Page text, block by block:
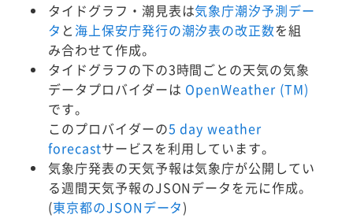
タイドグラフ・潮見表は気象庁潮汐予測デー
タ と 海上保安庁発行の潮汐表の改正数を組
み合わせて作成。
タイドグラフの下の3時間ごとの天気の気象
データプロバイダーは OpenWeather (TM)
です。
このプロバイダーの5 day weather
forecastサービスを利用しています。
気象庁発表の天気予報は気象庁が公開してい
る週間天気予報のJSONデータを元に作成。
(東京都のJSONデータ)